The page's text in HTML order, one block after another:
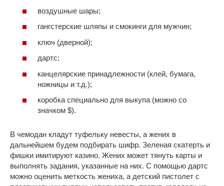
воздушные шары;
гангстерские шляпы и смокинги для мужчин;
ключ (дверной);
дартс;
канцелярские принадлежности (клей, бумага,
ножницы и т.д.);
коробка специально для выкупа (можно со
значком $).
В чемодан кладут туфельку невесты, а жених в
дальнейшем будем подбирать шифр. Зеленая скатерть и
фишки имитируют казино. Жених может тянуть карты и
выполнять задания, указанные на них. С помощью дартс
можно оценить меткость жениха, а детский пистолет с